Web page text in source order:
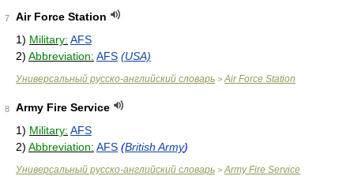
7
Air Force Station
1) Military: AFS
2) Abbreviation: AFS (USA)
Универсальный русско-английский словарь > Air Force Station
8
Army Fire Service
1) Military: AFS
2) Abbreviation: AFS (British Army)
Универсальный русско-английский словарь > Army Fire Service